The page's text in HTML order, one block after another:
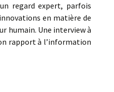
regard expert, parfois
en matière de
humain. Une interview à
rapport à l’information